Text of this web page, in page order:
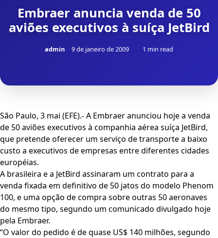
Embraer anuncia venda de 50
aviões executivos à suíça JetBird
admin 9 de janeiro de 2009 1 min read
São Paulo, 3 mai (EFE).- A Embraer anunciou hoje a venda
de 50 aviões executivos à companhia aérea suíça JetBird,
que pretende oferecer um serviço de transporte a baixo
custo a executivos de empresas entre diferentes cidades
européias.
A brasileira e a JetBird assinaram um contrato para a
venda fixada em definitivo de 50 jatos do modelo Phenom
100, e uma opção de compra sobre outras 50 aeronaves
do mesmo tipo, segundo um comunicado divulgado hoje
pela Embraer.
“O valor do pedido é de quase US$ 140 milhões, segundo